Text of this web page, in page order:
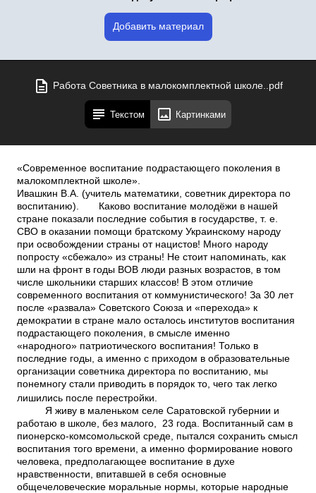
Добавить материал
Работа Советника в малокомплектной школе..pdf
Текстом Картинками
«Современное воспитание подрастающего поколения в
малокомплектной школе».
Ивашкин В.А. (учитель математики, советник директора по
воспитанию). Каково воспитание молодёжи в нашей
стране показали последние события в государстве, т. е.
СВО в оказании помощи братскому Украинскому народу
при освобождении страны от нацистов! Много народу
попросту «сбежало» из страны! Не стоит напоминать, как
шли на фронт в годы ВОВ люди разных возрастов, в том
числе школьники старших классов! В этом отличие
современного воспитания от коммунистического! За 30 лет
после «развала» Советского Союза и «перехода» к
демократии в стране мало осталось институтов воспитания
подрастающего поколения, в смысле именно
«народного» патриотического воспитания! Только в
последние годы, а именно с приходом в образовательные
организации советника директора по воспитанию, мы
понемногу стали приводить в порядок то, чего так легко
лишились после перестройки.
Я живу в маленьком селе Саратовской губернии и
работаю в школе, без малого, 23 года. Воспитанный сам в
пионерско-комсомольской среде, пытался сохранить смысл
воспитания того времени, а именно формирование нового
человека, предполагающее воспитание в духе
нравственности, впитавшей в себя основные
общечеловеческие моральные нормы, которые народные